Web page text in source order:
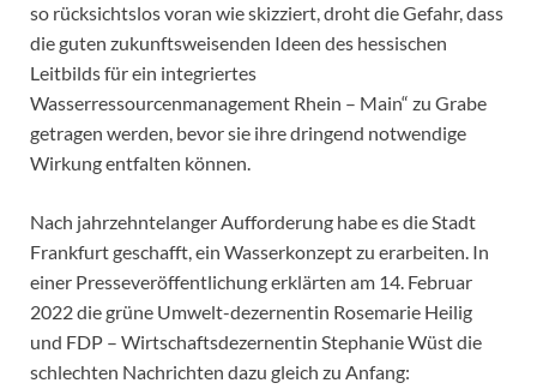
so rücksichtslos voran wie skizziert, droht die Gefahr, dass
die guten zukunftsweisenden Ideen des hessischen
Leitbilds für ein integriertes
Wasserressourcenmanagement Rhein – Main“ zu Grabe
getragen werden, bevor sie ihre dringend notwendige
Wirkung entfalten können.
Nach jahrzehntelanger Aufforderung habe es die Stadt
Frankfurt geschafft, ein Wasserkonzept zu erarbeiten. In
einer Presseveröffentlichung erklärten am 14. Februar
2022 die grüne Umwelt-dezernentin Rosemarie Heilig
und FDP – Wirtschaftsdezernentin Stephanie Wüst die
schlechten Nachrichten dazu gleich zu Anfang: